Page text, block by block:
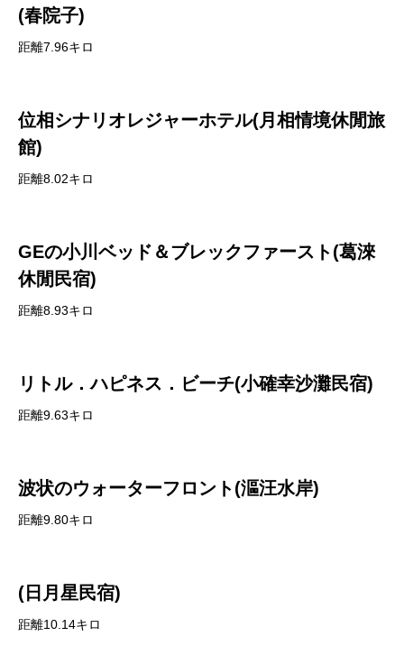
(春院子)
距離7.96キロ
位相シナリオレジャーホテル(月相情境休閒旅
館)
距離8.02キロ
GEの小川ベッド＆ブレックファースト(葛淶
休閒民宿)
距離8.93キロ
リトル．ハピネス．ビーチ(小確幸沙灘民宿)
距離9.63キロ
波状のウォーターフロント(漚汪水岸)
距離9.80キロ
(日月星民宿)
距離10.14キロ